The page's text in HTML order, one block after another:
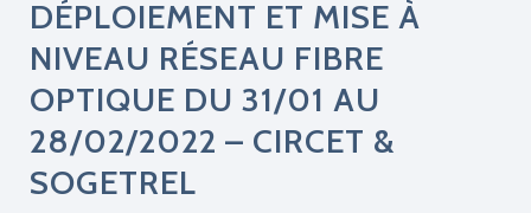
DÉPLOIEMENT ET MISE À
NIVEAU RÉSEAU FIBRE
OPTIQUE DU 31/01 AU
28/02/2022 – CIRCET &
SOGETREL